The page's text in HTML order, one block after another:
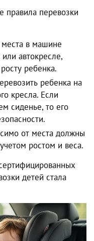
правила перевозки
в машине
автокресле,
ребенка.
ребенка на
кресла. Если
сиденье, то его
от места должны
ростом и веса.
детей стала